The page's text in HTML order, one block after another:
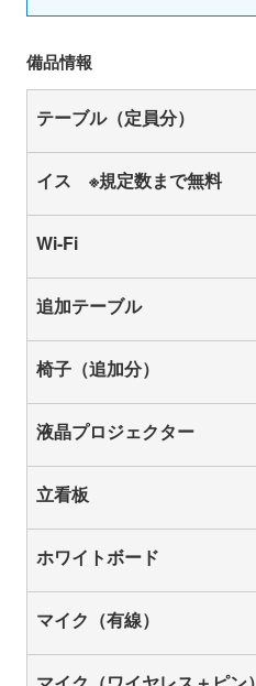
備品情報
テーブル（定員分）
イス ※規定数まで無料
Wi-Fi
追加テーブル
椅子（追加分）
液晶プロジェクター
立看板
ホワイトボード
マイク（有線）